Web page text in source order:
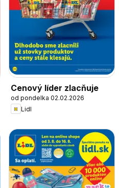
Cenový líder zlacňuje
od pondelka 02.02.2026
Lidl